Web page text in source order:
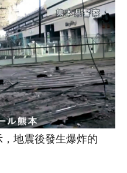
地震後發生爆炸的